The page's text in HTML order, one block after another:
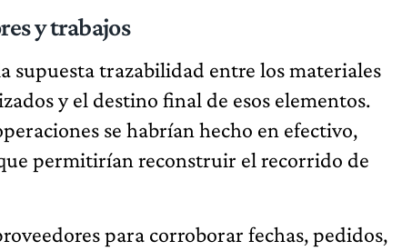
y trabajos
supuesta trazabilidad entre los materiales
y el destino final de esos elementos.
se habrían hecho en efectivo,
permitirían reconstruir el recorrido de
para corroborar fechas, pedidos,